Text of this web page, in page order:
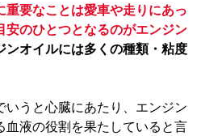
重要なことは愛車や走りにあっ
安のひとつとなるのがエンジン
ンオイルには多くの種類・粘度
いうと心臓にあたり、エンジン
血液の役割を果たしていると言